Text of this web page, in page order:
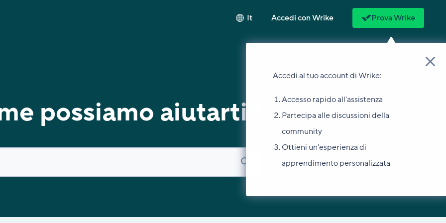
It Accedi con Wrike Prova Wrike
Accedi al tuo account di Wrike:
Accesso rapido all'assistenza
Partecipa alle discussioni della
community
Ottieni un'esperienza di
apprendimento personalizzata
possiamo aiutarti?